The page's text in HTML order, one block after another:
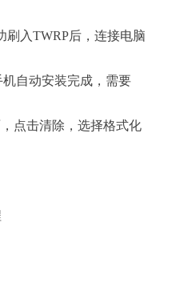
刷入TWRP后，连接电脑
自动安装完成，需要
点击清除，选择格式化